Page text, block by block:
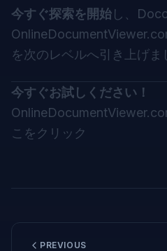
今すぐ探索を開始し、
を次のレベルへ引き上げま
今すぐお試しください！
こをクリック
PREVIOUS